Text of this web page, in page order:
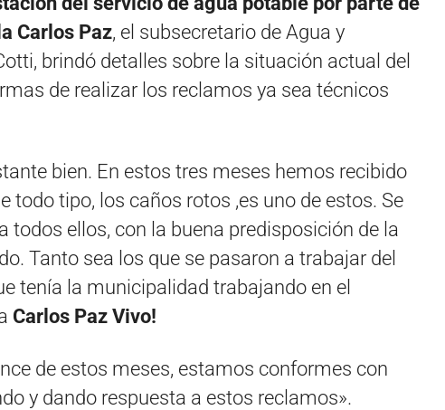
Carlos Paz, el subsecretario de Agua y
brindó detalles sobre la situación actual del
de realizar los reclamos ya sea técnicos
bien. En estos tres meses hemos recibido
todo tipo, los caños rotos ,es uno de estos. Se
todos ellos, con la buena predisposición de la
Tanto sea los que se pasaron a trabajar del
tenía la municipalidad trabajando en el
Carlos Paz Vivo!
de estos meses, estamos conformes con
y dando respuesta a estos reclamos».